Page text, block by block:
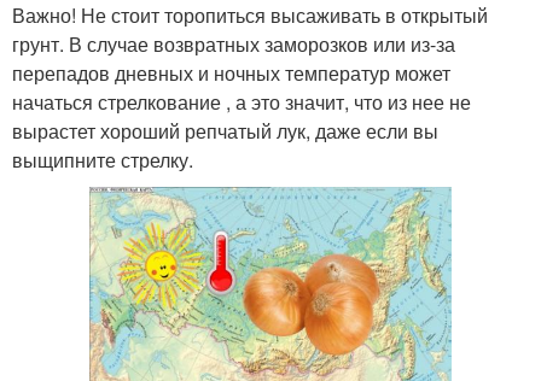
Важно! Не стоит торопиться высаживать в открытый
грунт. В случае возвратных заморозков или из-за
перепадов дневных и ночных температур может
начаться стрелкование , а это значит, что из нее не
вырастет хороший репчатый лук, даже если вы
выщипните стрелку.